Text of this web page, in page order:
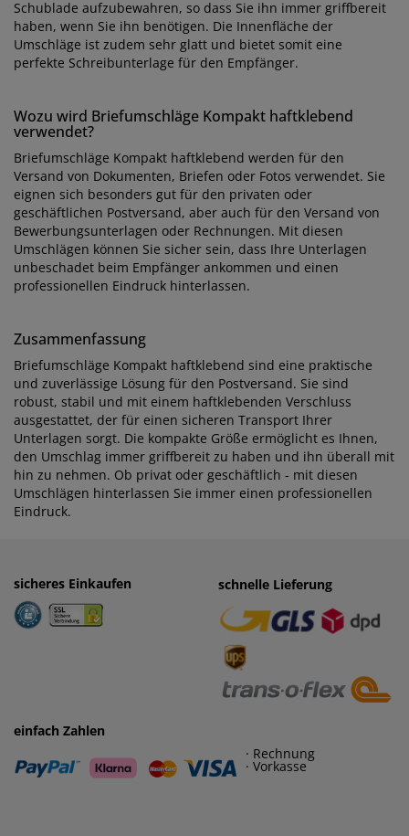
Schublade aufzubewahren, so dass Sie ihn immer griffbereit
haben, wenn Sie ihn benötigen. Die Innenfläche der
Umschläge ist zudem sehr glatt und bietet somit eine
perfekte Schreibunterlage für den Empfänger.
Wozu wird Briefumschläge Kompakt haftklebend
verwendet?
Briefumschläge Kompakt haftklebend werden für den
Versand von Dokumenten, Briefen oder Fotos verwendet. Sie
eignen sich besonders gut für den privaten oder
geschäftlichen Postversand, aber auch für den Versand von
Bewerbungsunterlagen oder Rechnungen. Mit diesen
Umschlägen können Sie sicher sein, dass Ihre Unterlagen
unbeschadet beim Empfänger ankommen und einen
professionellen Eindruck hinterlassen.
Zusammenfassung
Briefumschläge Kompakt haftklebend sind eine praktische
und zuverlässige Lösung für den Postversand. Sie sind
robust, stabil und mit einem haftklebenden Verschluss
ausgestattet, der für einen sicheren Transport Ihrer
Unterlagen sorgt. Die kompakte Größe ermöglicht es Ihnen,
den Umschlag immer griffbereit zu haben und ihn überall mit
hin zu nehmen. Ob privat oder geschäftlich - mit diesen
Umschlägen hinterlassen Sie immer einen professionellen
Eindruck.
sicheres Einkaufen einfaches Zahlen
· Rechnung
· Vorkasse
schnelle Lieferung
einfach Zahlen
· Rechnung
· Vorkasse